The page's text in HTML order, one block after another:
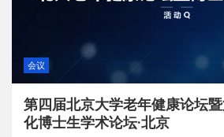
会议
第四届北京大学老年健康论坛
化博士生学术论坛·北京